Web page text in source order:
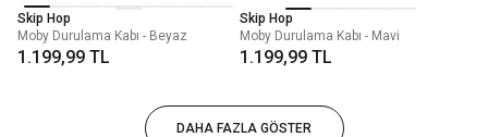
Skip Hop
Moby Durulama Kabı - Beyaz
1.199,99 TL
Skip Hop
Moby Durulama Kabı - Mavi
1.199,99 TL
DAHA FAZLA GÖSTER